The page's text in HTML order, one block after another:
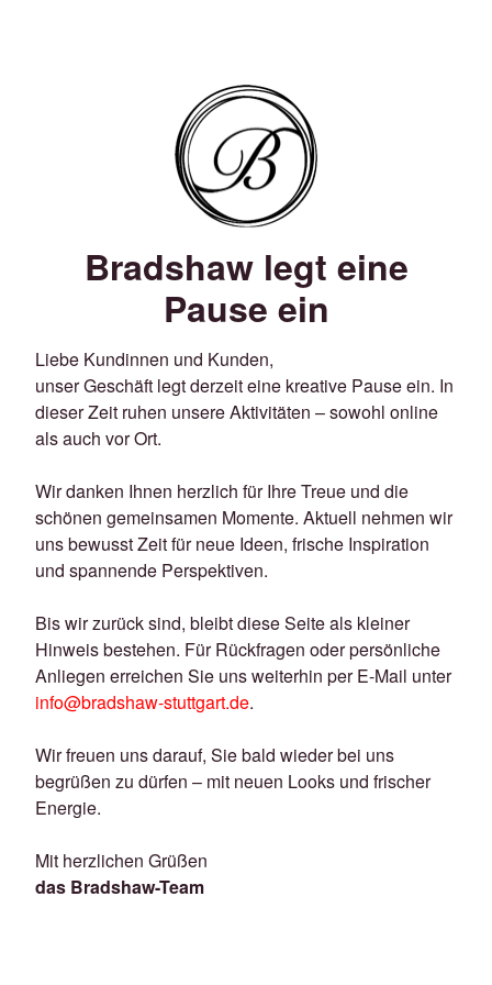
Bradshaw legt eine
Pause ein
Liebe Kundinnen und Kunden,
unser Geschäft legt derzeit eine kreative Pause ein. In
dieser Zeit ruhen unsere Aktivitäten – sowohl online
als auch vor Ort.
Wir danken Ihnen herzlich für Ihre Treue und die
schönen gemeinsamen Momente. Aktuell nehmen wir
uns bewusst Zeit für neue Ideen, frische Inspiration
und spannende Perspektiven.
Bis wir zurück sind, bleibt diese Seite als kleiner
Hinweis bestehen. Für Rückfragen oder persönliche
Anliegen erreichen Sie uns weiterhin per E-Mail unter
info@bradshaw-stuttgart.de.
Wir freuen uns darauf, Sie bald wieder bei uns
begrüßen zu dürfen – mit neuen Looks und frischer
Energie.
Mit herzlichen Grüßen
das Bradshaw-Team